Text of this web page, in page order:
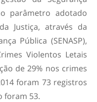
parâmetro adotado
Justiça, através da
Pública (SENASP),
Violentos Letais
de 29% nos crimes
foram 73 registros
foram 53.